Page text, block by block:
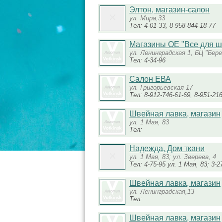
Элтон, магазин-салон
ул. Мира,33
Тел: 4-01-33, 8-958-844-18-77
Магазины ОЕ "Все для
ул. Ленинградская 1, БЦ
Тел: 4-34-96
Салон ЕВА
ул. Григорьевская 17
Тел: 8-912-746-61-69, 8-951-
Швейная лавка, магазин
ул. 1 Мая, 83
Тел:
Надежда, Дом ткани
ул. 1 Мая, 83; ул. Зверева, 4
Тел: 4-75-95 ул. 1 Мая, 83; 3-
Швейная лавка, магазин
ул. Ленинградская,13
Тел:
Швейная лавка, магазин